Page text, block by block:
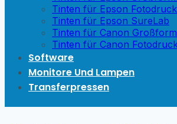
Tinten für Epson
Tinten für Epson SureLab
Tinten für Canon
Tinten für Canon
Software
Monitore Und Lampen
Transferpressen